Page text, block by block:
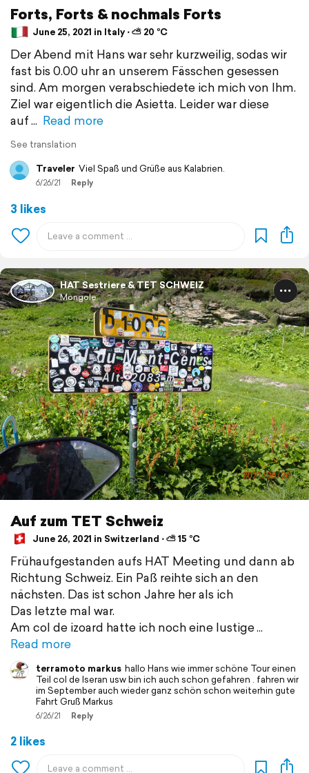
Forts, Forts & nochmals Forts
June 25, 2021 in Italy ⋅ ⛅ 20 °C
Der Abend mit Hans war sehr kurzweilig, sodas wir
fast bis 0.00 uhr an unserem Fässchen gesessen
sind. Am morgen verabschiedete ich mich von Ihm.
Ziel war eigentlich die Asietta. Leider war diese
auf
Read more
See translation
Traveler Viel Spaß und Grüße aus Kalabrien.
6/26/21 Reply
3 likes
HAT Sestriere & TET SCHWEIZ
Mongole
Auf zum TET Schweiz
June 26, 2021 in Switzerland ⋅ ⛅ 15 °C
Frühaufgestanden aufs HAT Meeting und dann ab
Richtung Schweiz. Ein Paß reihte sich an den
nächsten. Das ist schon Jahre her als ich
Das letzte mal war.
Am col de izoard hatte ich noch eine lustige
Read more
terramoto markus hallo Hans wie immer schöne Tour einen
Teil col de Iseran usw bin ich auch schon gefahren . fahren wir
im September auch wieder ganz schön schon weiterhin gute
Fahrt Gruß Markus
6/26/21 Reply
2 likes